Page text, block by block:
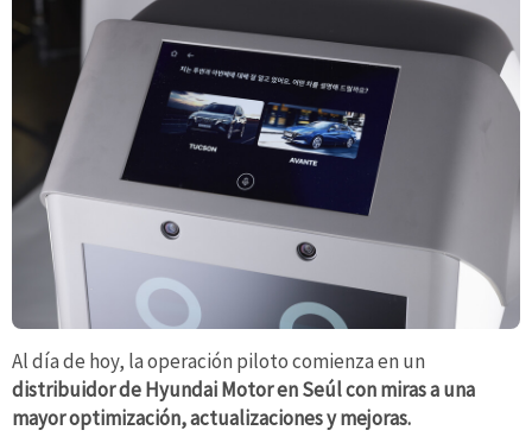
Al día de hoy, la operación piloto comienza en un
distribuidor de Hyundai Motor en Seúl con miras a una
mayor optimización, actualizaciones y mejoras.